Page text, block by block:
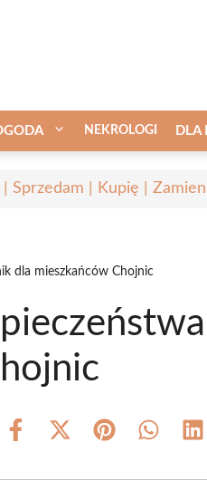
NEKROLOGI DLA
| Sprzedam | Kupię |
dla mieszkańców Chojnic
Share
Share
(Twitter)
Share Share